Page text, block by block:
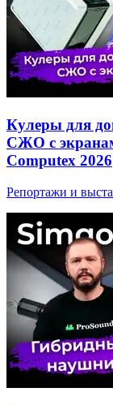
Кулеры для
СЖО с
Computex 2026
Репортажи и